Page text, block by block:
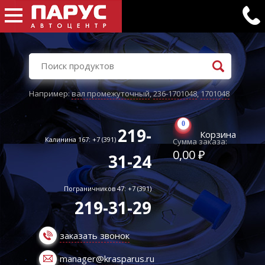
Например:вал промежуточный,236-1701048,1701048
Калинина 167: +7 (391) 219-
31-24
Пограничников 47: +7 (391)
219-31-29
заказать звонок
manager@krasparus.ru
0
Корзина
Сумма заказа:
0,00 ₽